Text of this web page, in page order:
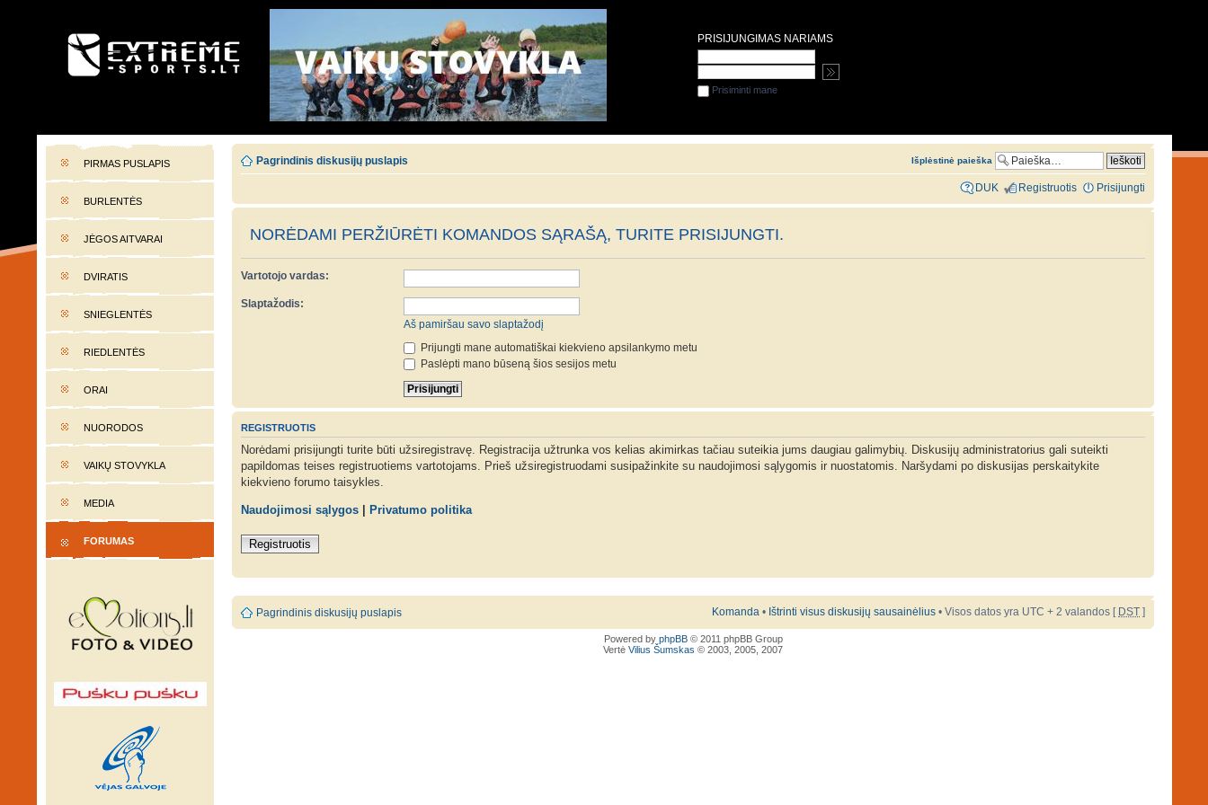
EXTREME-SPORTS.LT
PIRMAS PUSLAPIS
BURLENTĖS
JĖGOS AITVARAI
DVIRATIS
SNIEGLENTĖS
RIEDLENTĖS
ORAI
NUORODOS
VAIKŲ STOVYKLA
MEDIA
FORUMAS
Pagrindinis diskusijų puslapis Išplėstinė paieška
DUK Registruotis Prisijungti
NORĖDAMI PERŽIŪRĖTI KOMANDOS SĄRAŠĄ, TURITE PRISIJUNGTI.
Vartotojo vardas:
Slaptažodis:
Aš pamiršau savo slaptažodį
Prijungti mane automatiškai kiekvieno apsilankymo metu
Paslėpti mano būseną šios sesijos metu
REGISTRUOTIS
Norėdami prisijungti turite būti užsiregistravę. Registracija užtrunka vos kelias akimirkas tačiau suteikia jums daugiau galimybių. Diskusijų administratorius gali suteikti
papildomas teises registruotiems vartotojams. Prieš užsiregistruodami susipažinkite su naudojimosi sąlygomis ir nuostatomis. Naršydami po diskusijas perskaitykite
kiekvieno forumo taisykles.
Naudojimosi sąlygos Privatumo politika
Registruotis
Pagrindinis diskusijų puslapis Komanda • Ištrinti visus diskusijų sausainėlius • Visos datos yra UTC + 2 valandos [ DST ]
Powered by phpBB© 2011 phpBB Group
Vertė Vilius Šumskas © 2003, 2005, 2007
PRISIJUNGIMAS NARIAMS
Prisiminti mane